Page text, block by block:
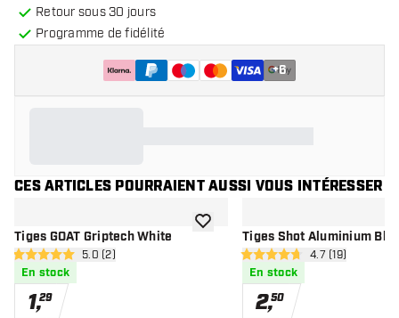
Retour sous 30 jours
Programme de fidélité
+6
CES ARTICLES POURRAIENT AUSSI VOUS INTÉRESSER
Tiges GOAT Griptech White
ouvrir le panneau des avis
5 étoiles de notation
5.0 (2)
En stock
1,29
ajouter à la liste de souhaits
Tiges Shot Aluminium
ouvrir le
4.7 étoiles de notation
4.7 (19)
En stock
2,50